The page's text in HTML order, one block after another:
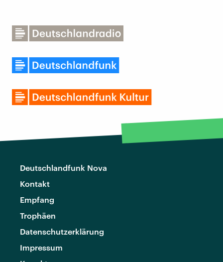
Deutschlandfunk Nova
Kontakt
Empfang
Trophäen
Datenschutzerklärung
Impressum